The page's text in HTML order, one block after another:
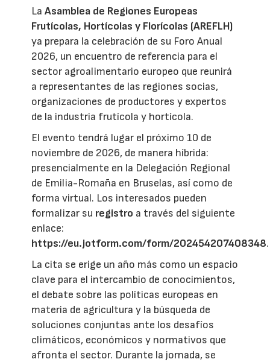
LaAsamblea de Regiones Europeas
Frutícolas, Hortícolas y Florícolas (AREFLH)
ya prepara la celebración de su Foro Anual
2026, un encuentro de referencia para el
sector agroalimentario europeo que reunirá
a representantes de las regiones socias,
organizaciones de productores y expertos
de la industria frutícola y hortícola.
El evento tendrá lugar el próximo 10 de
noviembre de 2026, de manera híbrida:
presencialmente en la Delegación Regional
de Emilia-Romaña en Bruselas, así como de
forma virtual. Los interesados pueden
formalizar su registro a través del siguiente
enlace:
https://eu.jotform.com/form/202454207408348.
La cita se erige un año más como un espacio
clave para el intercambio de conocimientos,
el debate sobre las políticas europeas en
materia de agricultura y la búsqueda de
soluciones conjuntas ante los desafíos
climáticos, económicos y normativos que
afronta el sector. Durante la jornada, se